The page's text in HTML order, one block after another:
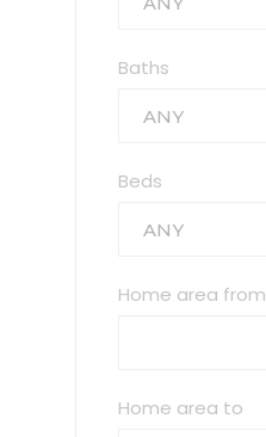
Baths
ANY
Beds
ANY
Home area from
Home area to